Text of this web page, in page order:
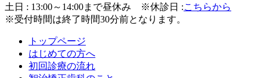
土日 : 13:00～14:00まで昼休み
※休診日 :こちらから
※受付時間は終了時間30分前となります。
トップページ
はじめての方へ
初回診療の流れ